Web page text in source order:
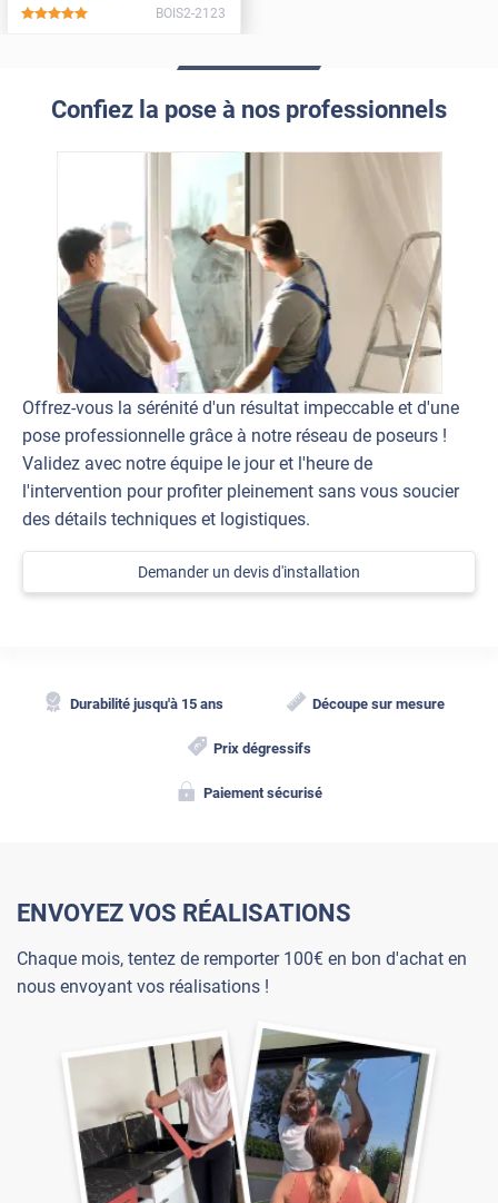
*****
BOIS2-2123
Confiez la pose à nos professionnels
Offrez-vous la sérénité d'un résultat impeccable et d'une
pose professionnelle grâce à notre réseau de poseurs !
Validez avec notre équipe le jour et l'heure de
l'intervention pour profiter pleinement sans vous soucier
des détails techniques et logistiques.
Demander un devis d'installation
Durabilité jusqu'à 15 ans Découpe sur mesure
Prix dégressifs
Paiement sécurisé
ENVOYEZ VOS RÉALISATIONS
Chaque mois, tentez de remporter 100€ en bon d'achat en
nous envoyant vos réalisations !